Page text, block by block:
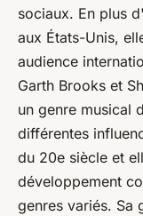
sociaux. En plus
aux États-Unis,
audience
Garth Brooks et
un genre musical
différentes
du 20e siècle et
développement
genres variés. Sa